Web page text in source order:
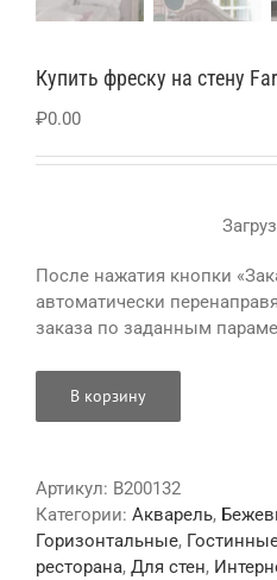
Купить фреску на стену
₽0.00
После нажатия кнопки
автоматически
заказа по заданным
В корзину
Артикул: B200132
Категории: Акварель,
Горизонтальные,
ресторана, Для стен,